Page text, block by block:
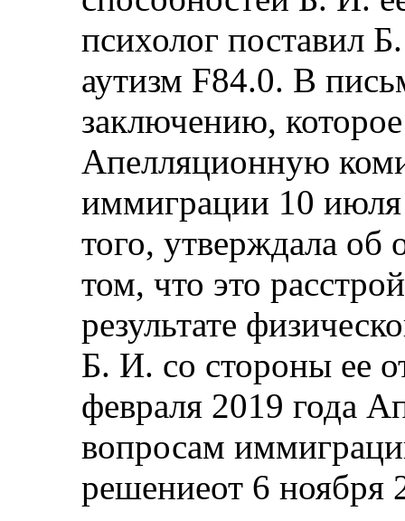
психолог поставил
аутизм F84.0. В
заключению,
Апелляционную
иммиграции 10 июля
того, утверждала об
том, что это
результате
Б. И. со стороны ее
февраля 2019 года
вопросам
решениеот 6 ноября